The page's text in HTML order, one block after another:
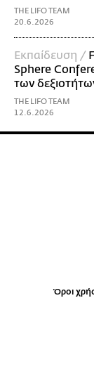
THE LIFO TEAM
20.6.2026
Εκπαίδευση /
Sphere
των
THE LIFO TEAM
12.6.2026
Όροι